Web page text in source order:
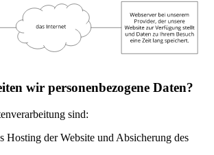
wir personenbezogene Daten?
sind:
Hosting der Website und Absicherung des